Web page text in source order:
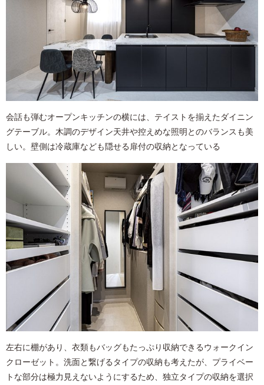
会話も弾むオープンキッチンの横には、テイストを揃えたダイニン
グテーブル。木調のデザイン天井や控えめな照明とのバランスも美
しい。壁側は冷蔵庫なども隠せる扉付の収納となっている
左右に棚があり、衣類もバッグもたっぷり収納できるウォークイン
クローゼット。洗面と繋げるタイプの収納も考えたが、プライベー
トな部分は極力見えないようにするため、独立タイプの収納を選択